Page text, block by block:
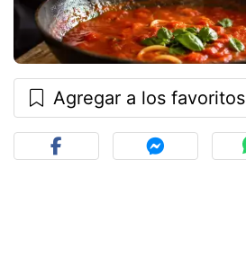
Agregar a los favoritos